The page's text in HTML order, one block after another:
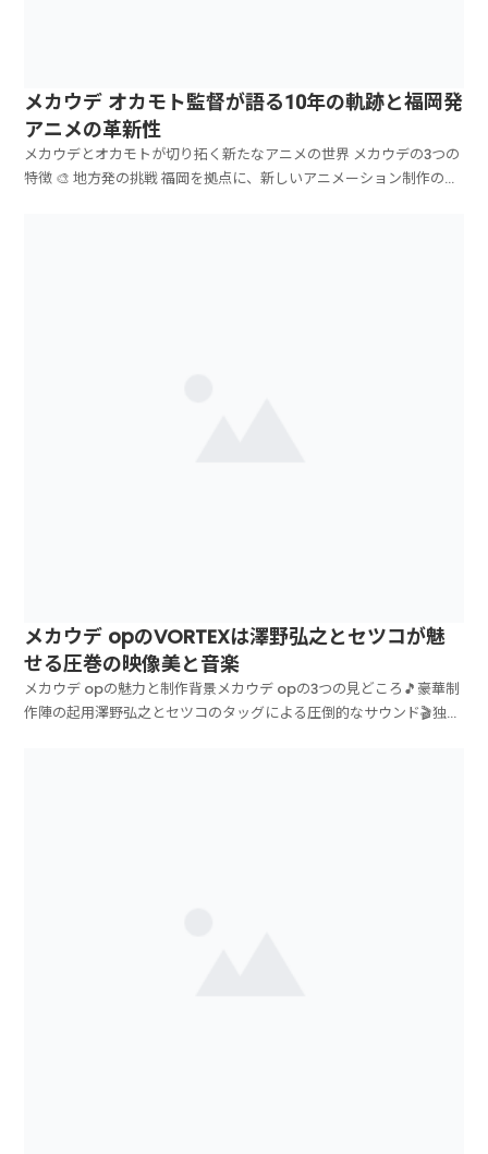
メカウデ オカモト監督が語る10年の軌跡と福岡発
アニメの革新性
メカウデとオカモトが切り拓く新たなアニメの世界 メカウデの3つの
特徴 🎨 地方発の挑戦 福岡を拠点に、新しいアニメーション制作の形
メカウデ opのVORTEXは澤野弘之とセツコが魅
せる圧巻の映像美と音楽
メカウデ opの魅力と制作背景メカウデ opの3つの見どころ🎵豪華制
作陣の起用澤野弘之とセツコのタッグによる圧倒的なサウンド🎬独創